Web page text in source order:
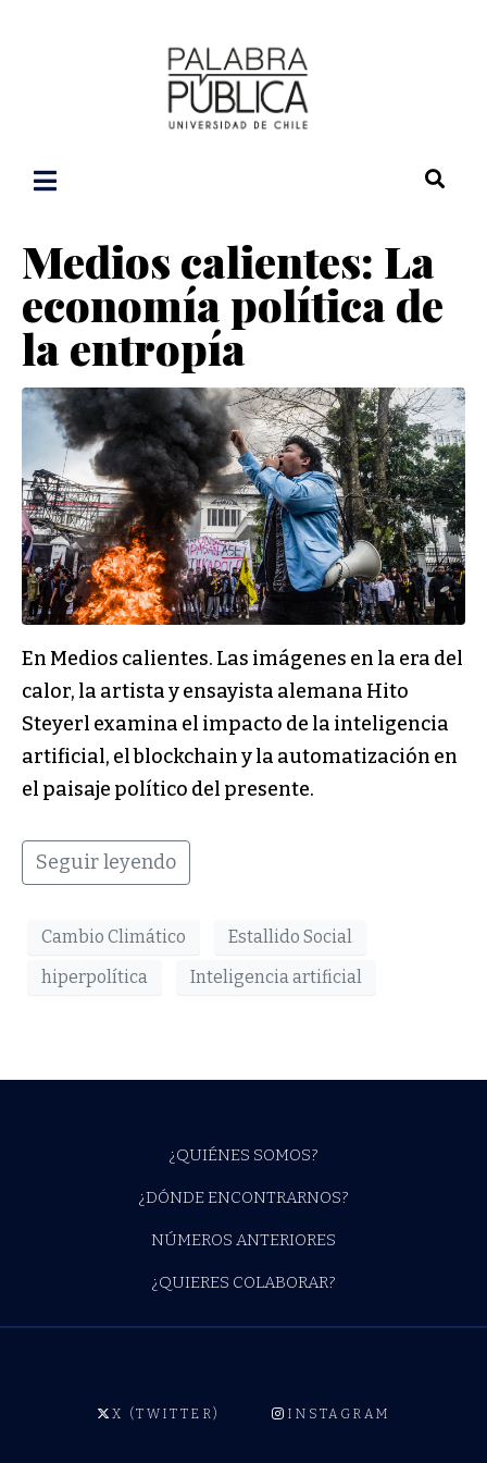
Medios calientes: La
economía política de
la entropía
En Medios calientes. Las imágenes en la era del
calor, la artista y ensayista alemana Hito
Steyerl examina el impacto de la inteligencia
artificial, el blockchain y la automatización en
el paisaje político del presente.
Seguir leyendo
Cambio Climático
Estallido Social
hiperpolítica
Inteligencia artificial
¿QUIÉNES SOMOS?
¿DÓNDE ENCONTRARNOS?
NÚMEROS ANTERIORES
¿QUIERES COLABORAR?
X (TWITTER) INSTAGRAM